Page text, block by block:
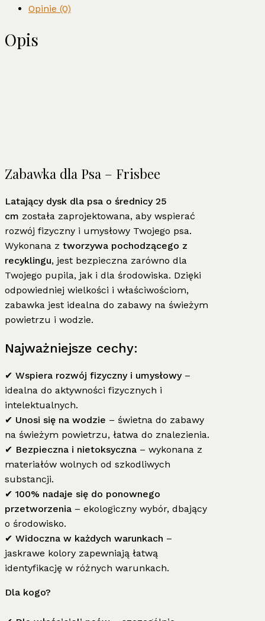
Opinie (0)
Opis
Zabawka dla Psa – Frisbee
Latający dysk dla psa o średnicy 25
cm została zaprojektowana, aby wspierać
rozwój fizyczny i umysłowy Twojego psa.
Wykonana z tworzywa pochodzącego z
recyklingu, jest bezpieczna zarówno dla
Twojego pupila, jak i dla środowiska. Dzięki
odpowiedniej wielkości i właściwościom,
zabawka jest idealna do zabawy na świeżym
powietrzu i wodzie.
Najważniejsze cechy:
✔ Wspiera rozwój fizyczny i umysłowy–
idealna do aktywności fizycznych i
intelektualnych.
✔ Unosi się na wodzie – świetna do zabawy
na świeżym powietrzu, łatwa do znalezienia.
✔ Bezpieczna i nietoksyczna – wykonana z
materiałów wolnych od szkodliwych
substancji.
✔ 100% nadaje się do ponownego
przetworzenia – ekologiczny wybór, dbający
o środowisko.
✔ Widoczna w każdych warunkach –
jaskrawe kolory zapewniają łatwą
identyfikację w różnych warunkach.
Dla kogo?